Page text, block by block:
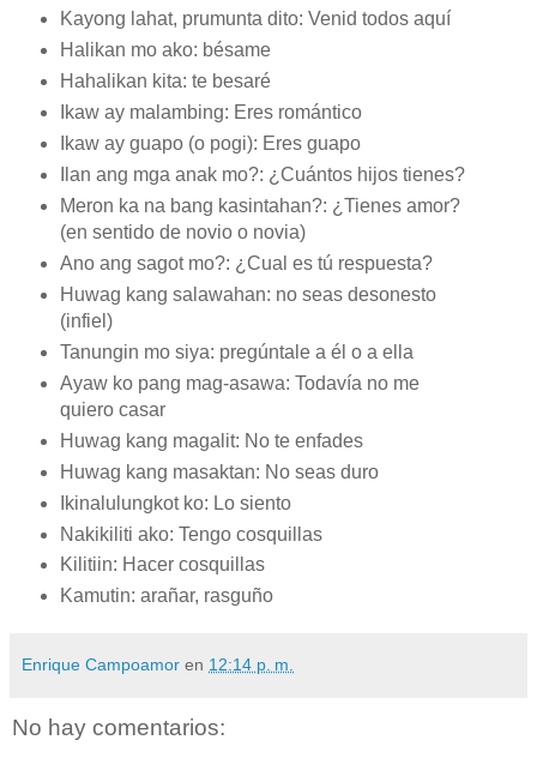
Kayong lahat, prumunta dito: Venid todos aquí
Halikan mo ako: bésame
Hahalikan kita: te besaré
Ikaw ay malambing: Eres romántico
Ikaw ay guapo (o pogi): Eres guapo
Ilan ang mga anak mo?: ¿Cuántos hijos tienes?
Meron ka na bang kasintahan?: ¿Tienes amor?
(en sentido de novio o novia)
Ano ang sagot mo?: ¿Cual es tú respuesta?
Huwag kang salawahan: no seas desonesto
(infiel)
Tanungin mo siya: pregúntale a él o a ella
Ayaw ko pang mag-asawa: Todavía no me
quiero casar
Huwag kang magalit: No te enfades
Huwag kang masaktan: No seas duro
Ikinalulungkot ko: Lo siento
Nakikiliti ako: Tengo cosquillas
Kilitiin: Hacer cosquillas
Kamutin: arañar, rasguño
Enrique Campoamor en 12:14 p. m.
No hay comentarios: